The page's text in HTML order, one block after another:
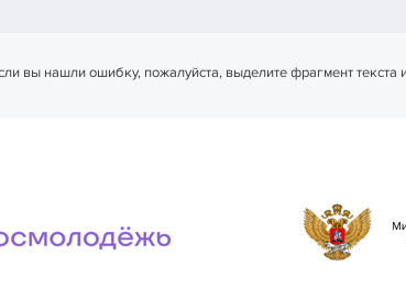
вы нашли ошибку, пожалуйста, выделите фрагмент текста